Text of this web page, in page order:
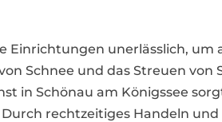
Einrichtungen unerlässlich, um
Schnee und das Streuen von
in Schönau am Königssee
rechtzeitiges Handeln